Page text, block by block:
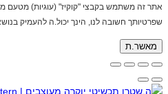
אתר זה משתמש בקבצי "קוקיז" (עוגיות) מטעם
שפרטיותך חשובה לנו, הינך יכול.ה להעמיק
מאשר.ת